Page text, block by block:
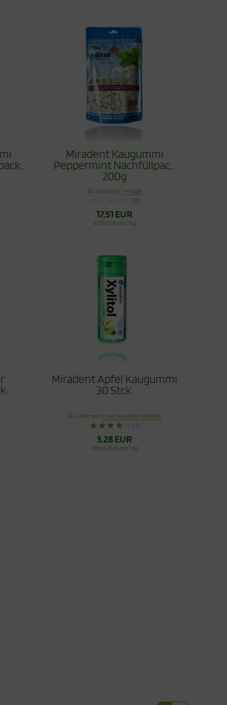
Miradent Kaugummi
Peppermint Nachfüllpack
200g
Lieferzeit:1-4 Tage
(0)
17,51 EUR
87,53 EUR pro 1 kg
Miradent Apfel Kaugummi
30 Stck.
Lieferzeit: in Kürze wieder lieferbar
(1)
3,28 EUR
109,50 EUR pro 1 kg